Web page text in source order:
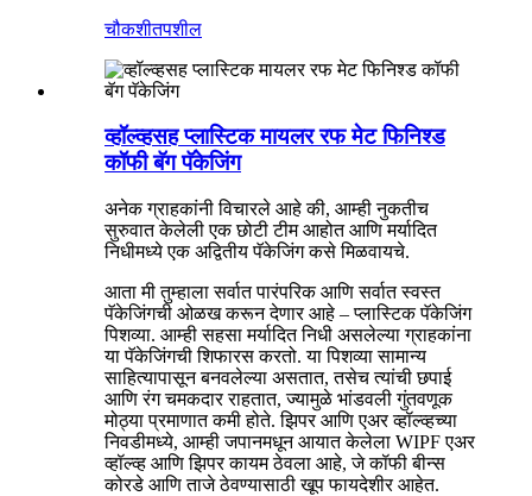
चौकशीतपशील
व्हॉल्व्हसह प्लास्टिक मायलर रफ मेट फिनिश्ड
कॉफी बॅग पॅकेजिंग
अनेक ग्राहकांनी विचारले आहे की, आम्ही नुकतीच
सुरुवात केलेली एक छोटी टीम आहोत आणि मर्यादित
निधीमध्ये एक अद्वितीय पॅकेजिंग कसे मिळवायचे.
आता मी तुम्हाला सर्वात पारंपरिक आणि सर्वात स्वस्त
पॅकेजिंगची ओळख करून देणार आहे – प्लास्टिक पॅकेजिंग
पिशव्या. आम्ही सहसा मर्यादित निधी असलेल्या ग्राहकांना
या पॅकेजिंगची शिफारस करतो. या पिशव्या सामान्य
साहित्यापासून बनवलेल्या असतात, तसेच त्यांची छपाई
आणि रंग चमकदार राहतात, ज्यामुळे भांडवली गुंतवणूक
मोठ्या प्रमाणात कमी होते. झिपर आणि एअर व्हॉल्व्हच्या
निवडीमध्ये, आम्ही जपानमधून आयात केलेला WIPF एअर
व्हॉल्व्ह आणि झिपर कायम ठेवला आहे, जे कॉफी बीन्स
कोरडे आणि ताजे ठेवण्यासाठी खूप फायदेशीर आहेत.